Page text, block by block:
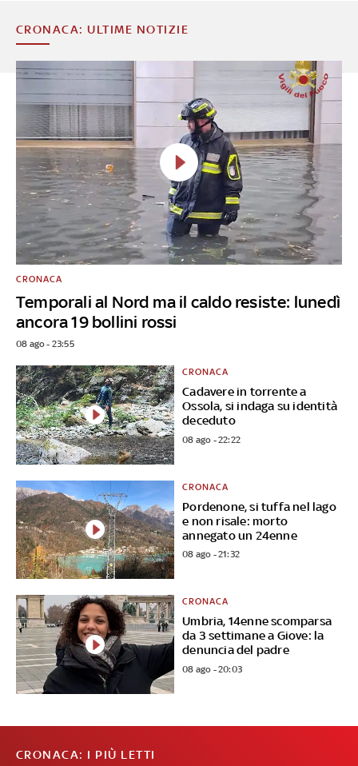
CRONACA: ULTIME NOTIZIE
Temporali al Nord ma il caldo resiste: lunedì
ancora 19 bollini rossi
CRONACA
08 ago - 23:55
Cadavere in torrente a
Ossola, si indaga su identità
deceduto
CRONACA
08 ago - 22:22
Pordenone, si tuffa nel lago
e non risale: morto
annegato un 24enne
CRONACA
08 ago - 21:32
Umbria, 14enne scomparsa
da 3 settimane a Giove: la
denuncia del padre
CRONACA
08 ago - 20:03
CRONACA: I PIÙ LETTI